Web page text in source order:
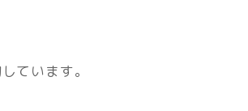
ています。